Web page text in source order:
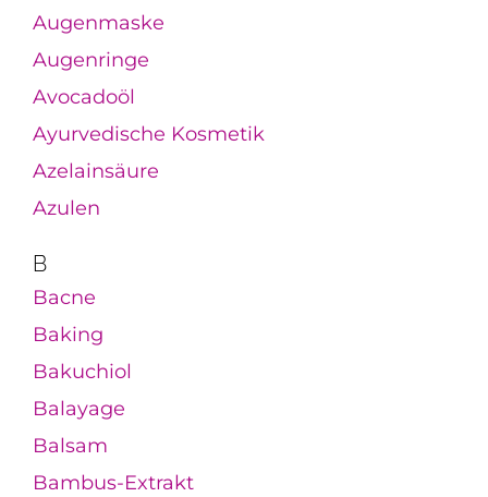
Augenmaske
Augenringe
Avocadoöl
Ayurvedische Kosmetik
Azelainsäure
Azulen
B
Bacne
Baking
Bakuchiol
Balayage
Balsam
Bambus-Extrakt